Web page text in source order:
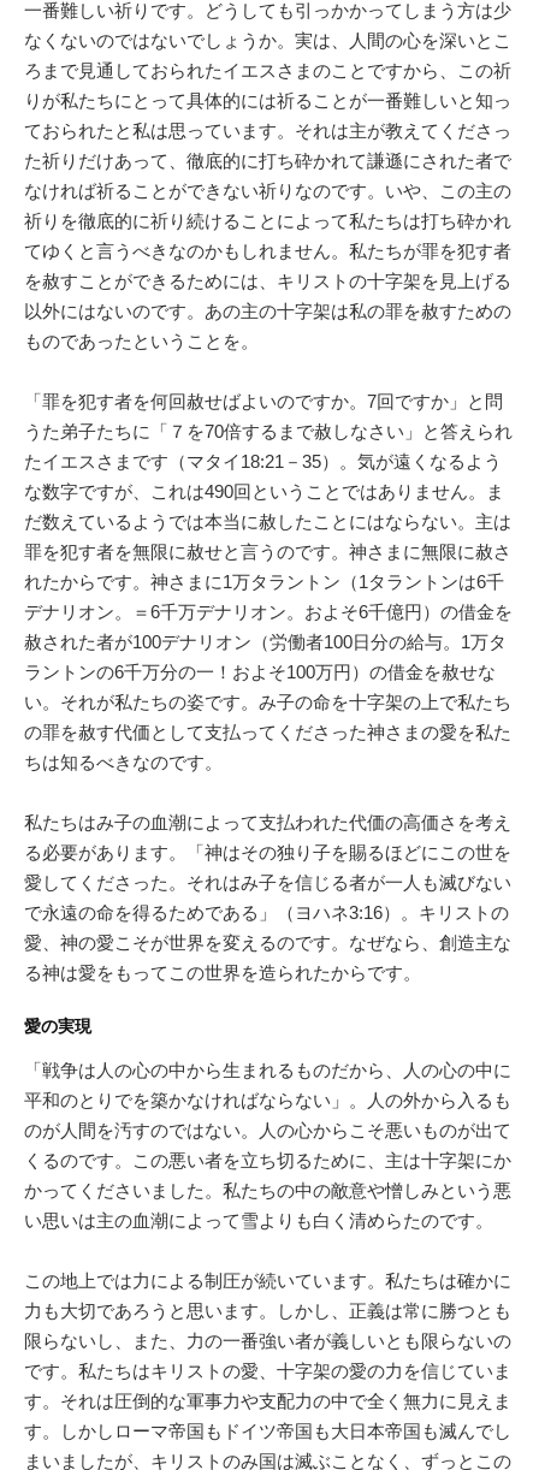
一番難しい祈りです。どうしても引っかかってしまう方は少
なくないのではないでしょうか。実は、人間の心を深いとこ
ろまで見通しておられたイエスさまのことですから、この祈
りが私たちにとって具体的には祈ることが一番難しいと知っ
ておられたと私は思っています。それは主が教えてくださっ
た祈りだけあって、徹底的に打ち砕かれて謙遜にされた者で
なければ祈ることができない祈りなのです。いや、この主の
祈りを徹底的に祈り続けることによって私たちは打ち砕かれ
てゆくと言うべきなのかもしれません。私たちが罪を犯す者
を赦すことができるためには、キリストの十字架を見上げる
以外にはないのです。あの主の十字架は私の罪を赦すための
ものであったということを。
「罪を犯す者を何回赦せばよいのですか。7回ですか」と問
うた弟子たちに「７を70倍するまで赦しなさい」と答えられ
たイエスさまです（マタイ18:21－35）。気が遠くなるよう
な数字ですが、これは490回ということではありません。ま
だ数えているようでは本当に赦したことにはならない。主は
罪を犯す者を無限に赦せと言うのです。神さまに無限に赦さ
れたからです。神さまに1万タラントン（1タラントンは6千
デナリオン。＝6千万デナリオン。およそ6千億円）の借金を
赦された者が100デナリオン（労働者100日分の給与。1万タ
ラントンの6千万分の一！およそ100万円）の借金を赦せな
い。それが私たちの姿です。み子の命を十字架の上で私たち
の罪を赦す代価として支払ってくださった神さまの愛を私た
ちは知るべきなのです。
私たちはみ子の血潮によって支払われた代価の高価さを考え
る必要があります。「神はその独り子を賜るほどにこの世を
愛してくださった。それはみ子を信じる者が一人も滅びない
で永遠の命を得るためである」（ヨハネ3:16）。キリストの
愛、神の愛こそが世界を変えるのです。なぜなら、創造主な
る神は愛をもってこの世界を造られたからです。
愛の実現
「戦争は人の心の中から生まれるものだから、人の心の中に
平和のとりでを築かなければならない」。人の外から入るも
のが人間を汚すのではない。人の心からこそ悪いものが出て
くるのです。この悪い者を立ち切るために、主は十字架にか
かってくださいました。私たちの中の敵意や憎しみという悪
い思いは主の血潮によって雪よりも白く清めらたのです。
この地上では力による制圧が続いています。私たちは確かに
力も大切であろうと思います。しかし、正義は常に勝つとも
限らないし、また、力の一番強い者が義しいとも限らないの
です。私たちはキリストの愛、十字架の愛の力を信じていま
す。それは圧倒的な軍事力や支配力の中で全く無力に見えま
す。しかしローマ帝国もドイツ帝国も大日本帝国も滅んでし
まいましたが、キリストのみ国は滅ぶことなく、ずっとこの